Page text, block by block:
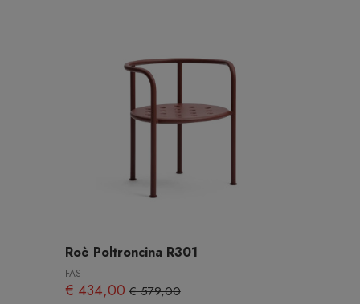
Roè Poltroncina R301
FAST
€ 434,00€ 579,00